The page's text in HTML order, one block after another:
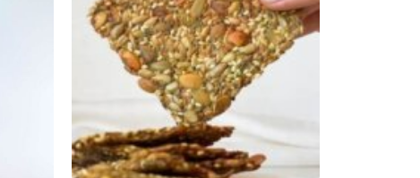
Comer Bem: Cracker
De Sementes